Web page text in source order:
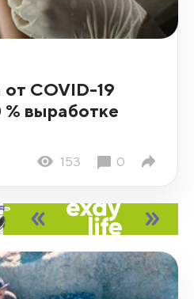
COVID-19
% выработке
153 0